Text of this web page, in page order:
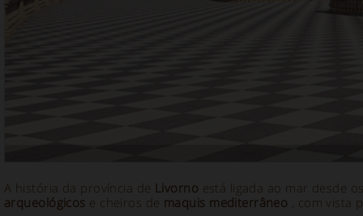
A história da província de Livorno está ligada ao mar desde
arqueológicos e cheiros de maquis mediterrâneo , com vista